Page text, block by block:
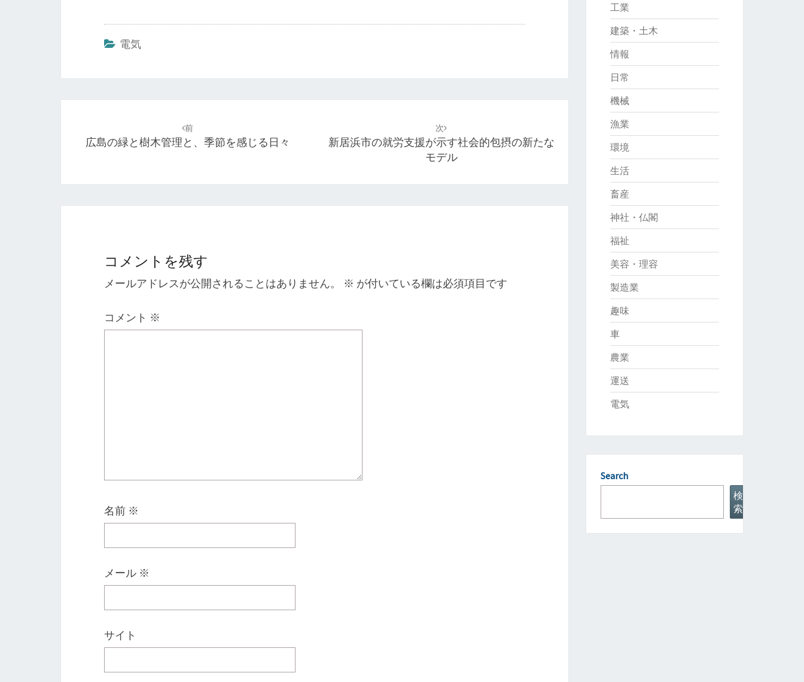
電気
ゲ
ー
前
広島の緑と樹木管理と、季節を感じる日々
次
新居浜市の就労支援が示す社会的包摂の新たな
モデル
コメントを残す
メールアドレスが公開されることはありません。 ※ が付いている欄は必須項目です
コメント ※
名前 ※
メール ※
サイト
工業
建築・土木
情報
日常
機械
漁業
環境
生活
畜産
神社・仏閣
福祉
美容・理容
製造業
趣味
車
農業
運送
電気
Search
検
索